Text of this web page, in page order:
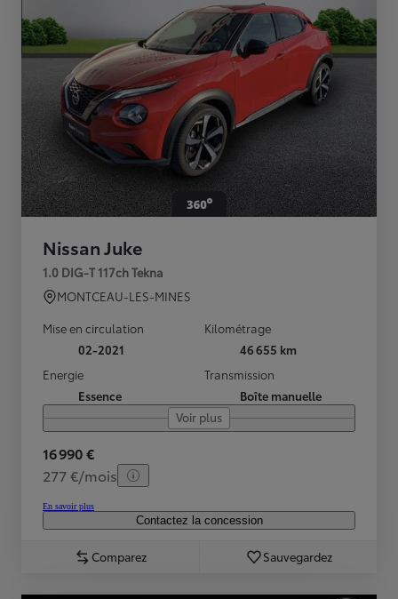
Nissan Juke
1.0 DIG-T 117ch Tekna
MONTCEAU-LES-MINES
Mise en circulation
02-2021
Kilométrage
46 655 km
Energie
Essence
Transmission
Boîte manuelle
Voir plus
16 990 €
277 €/mois
En savoir plus
Contactez la concession
Comparez Sauvegardez